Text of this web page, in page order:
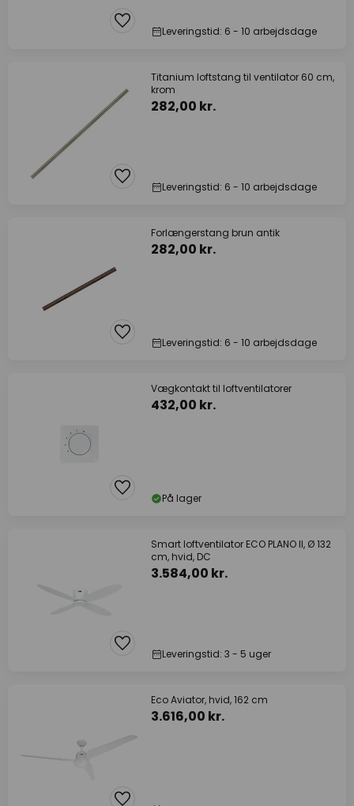
Leveringstid: 6 - 10 arbejdsdage
Titanium loftstang til ventilator 60 cm,
krom
282,00 kr.
Leveringstid: 6 - 10 arbejdsdage
Forlængerstang brun antik
282,00 kr.
Leveringstid: 6 - 10 arbejdsdage
Vægkontakt til loftventilatorer
432,00 kr.
På lager
Smart loftventilator ECO PLANO II, Ø 132
cm, hvid, DC
3.584,00 kr.
Leveringstid: 3 - 5 uger
Eco Aviator, hvid, 162 cm
3.616,00 kr.